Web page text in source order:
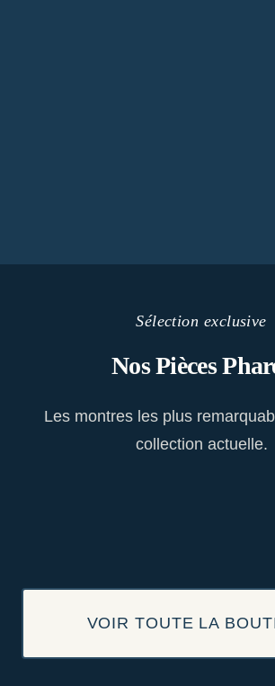
Sélection exclusive
Nos Pièces
Les montres les plus
collection actuelle.
VOIR TOUTE LA